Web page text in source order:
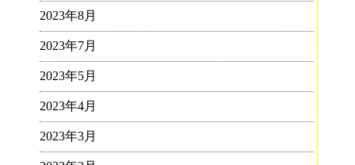
2023年8月
2023年7月
2023年5月
2023年4月
2023年3月